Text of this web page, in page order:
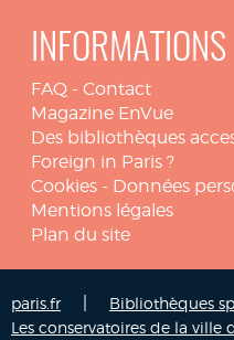
INFORMATIONS
FAQ - Contact
Magazine EnVue
Des bibliothèques
Foreign in Paris ?
Cookies - Données
Mentions légales
Plan du site
paris.fr Bibliothèques
Les conservatoires de la ville